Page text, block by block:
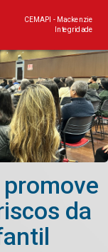
CEMAPI - Mackenzie
Integridade
da